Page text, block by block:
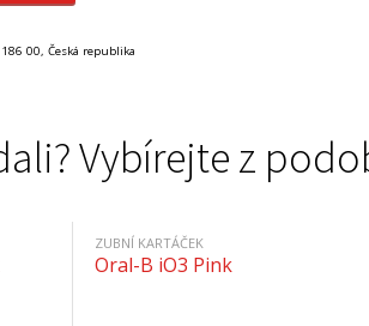
00, Česká republika
Vybírejte z
ZUBNÍ KARTÁČEK
Oral-B iO3 Pink